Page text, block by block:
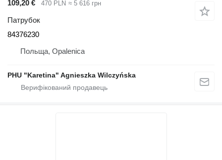
109,20 € 470 PLN ≈ 5 616 грн
Патрубок
84376230
Польща, Opalenica
PHU "Karetina" Agnieszka Wilczyńska